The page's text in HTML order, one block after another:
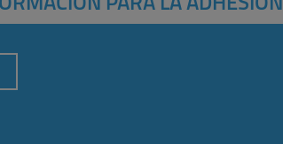
PARA LA ADHESIÓN